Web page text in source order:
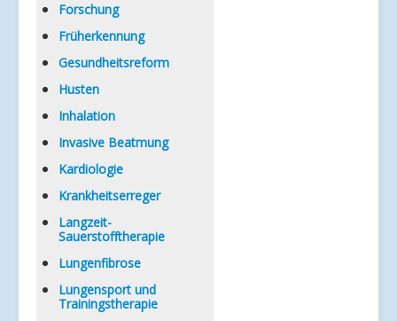
Forschung
Früherkennung
Gesundheitsreform
Husten
Inhalation
Invasive Beatmung
Kardiologie
Krankheitserreger
Langzeit-
Sauerstofftherapie
Lungenfibrose
Lungensport und
Trainingstherapie